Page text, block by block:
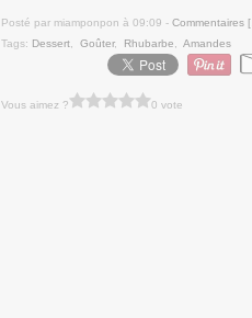
Posté par miamponpon à 09:09 - Commentaires [
Tags: Dessert Goûter, Rhubarbe Amandes
Vous aimez ? 0 vote